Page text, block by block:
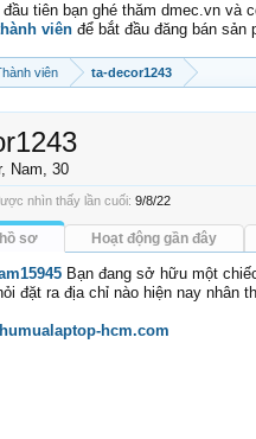
đầu tiên bạn ghé thăm dmec.vn và
viên để bắt đầu đăng bán sản
viên ta-decor1243
, Nam, 30
nhìn thấy lần cuối: 9/8/22
sơ Hoạt động gần đây
Bạn đang sở hữu một
đặt ra địa chỉ nào hiện nay nhân
hcm.com